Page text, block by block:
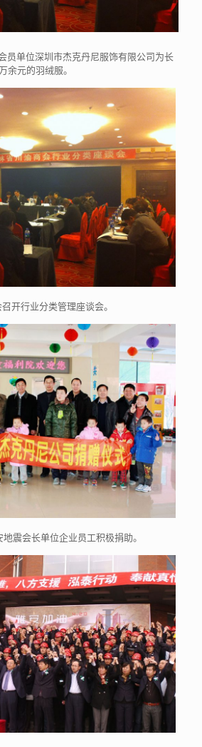
员单位深圳市杰克丹尼服饰有限公司为长
余元的羽绒服。
开行业分类管理座谈会。
震会长单位企业员工积极捐助。